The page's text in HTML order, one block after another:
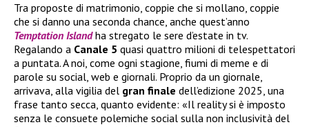
Tra proposte di matrimonio, coppie che si mollano, coppie
che si danno una seconda chance, anche quest’anno
Temptation Islandha stregato le sere d’estate in tv.
Regalando a Canale 5 quasi quattro milioni di telespettatori
a puntata. A noi, come ogni stagione, fiumi di meme e di
parole su social, web e giornali. Proprio da un giornale,
arrivava, alla vigilia del gran finale dell’edizione 2025, una
frase tanto secca, quanto evidente: «Il reality si è imposto
senza le consuete polemiche social sulla non inclusività del